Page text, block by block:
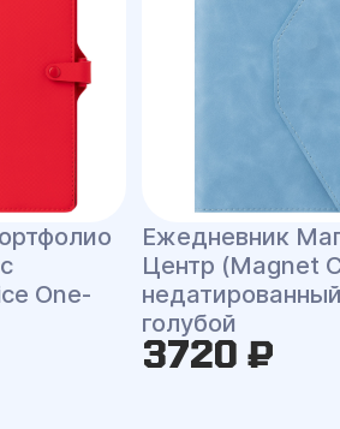
One-
Ежедневник
Центр (Magnet
голубой
3720 ₽